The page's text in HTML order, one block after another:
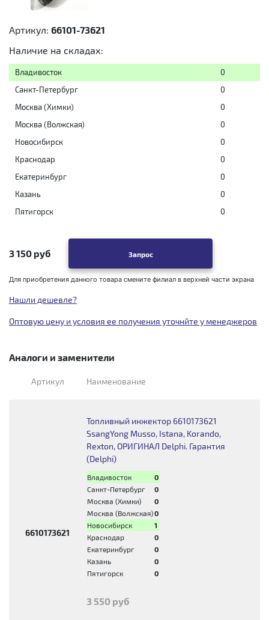
Артикул: 66101-73621
Наличие на складах:
Владивосток
0
Санкт-Петербург
0
Москва (Химки)
0
Москва (Волжская)
0
Новосибирск
0
Краснодар
0
Екатеринбург
0
Казань
0
Пятигорск
0
3 150 руб Запрос
Для приобретения данного товара смените филиал в верхней части экрана
Нашли дешевле?
Оптовую цену и условия ее получения уточнйте у менеджеров
Аналоги и заменители
Артикул Наименование
6610173621
Топливный инжектор 6610173621
SsangYong Musso, Istana, Korando,
Rexton, ОРИГИНАЛ Delphi. Гарантия
(Delphi)
Владивосток
0
Санкт-Петербург
0
Москва (Химки)
0
Москва (Волжская)0
Новосибирск
1
Краснодар
0
Екатеринбург
0
Казань
0
Пятигорск
0
3 550 руб